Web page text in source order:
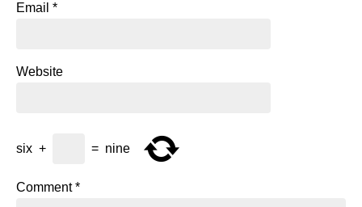
Email *
Website
six + = nine
Comment*